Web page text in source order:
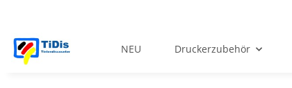
NEU Druckerzubehör